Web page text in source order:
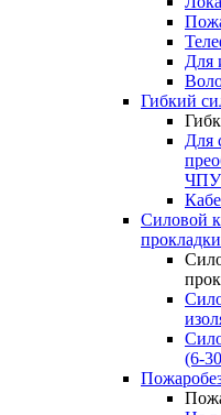
Для
Гибкий
Для
ЧПУ
Силовой
прокладки
(6-